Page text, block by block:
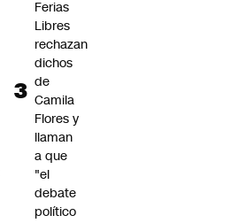
Ferias
Libres
rechazan
dichos
de
Camila
Flores y
llaman
a que
"el
debate
político